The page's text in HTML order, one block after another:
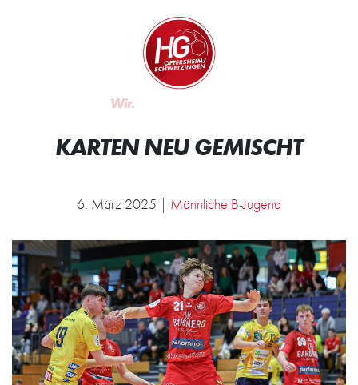
Zur Startseite
Wir.
KARTEN NEU GEMISCHT
6. März 2025 | Männliche B-Jugend